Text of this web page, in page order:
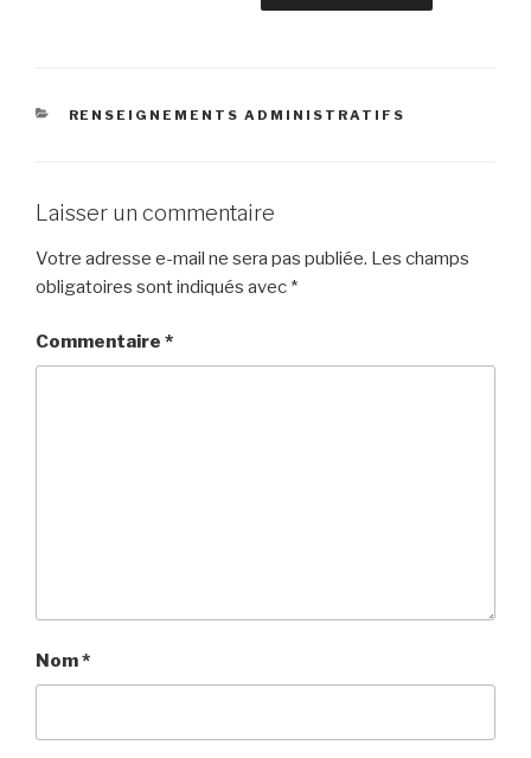
CATÉGORIES
RENSEIGNEMENTS ADMINISTRATIFS
Laisser un commentaire
Votre adresse e-mail ne sera pas publiée. Les champs
obligatoires sont indiqués avec *
Commentaire *
Nom*